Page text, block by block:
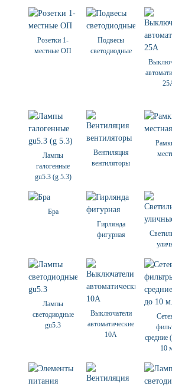
Розетки 1-
местные ОП
Подвесы
светодиодные
Лампы
галогенные
gu5.3 (g 5.3)
Вентиляция
вентиляторы
Бра
Гирлянда
фигурная
Лампы
светодиодные
gu5.3
Выключатели
автоматические
10А
средние
10